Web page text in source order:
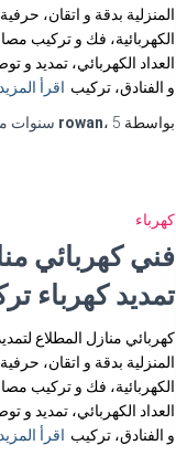
المنزلية بدقة و اتقان،
الكهربائية، فك و تركيب
العداد الكهربائي، تمديد و
و الفنادق، تركيب اقرأ المزيد
بواسطة
rowan، 5 سنوات
كهرباء
تمديد كهرباء
كهربائي منازل المطلاع
المنزلية بدقة و اتقان،
الكهربائية، فك و تركيب
العداد الكهربائي، تمديد و
و الفنادق، تركيب اقرأ المزيد